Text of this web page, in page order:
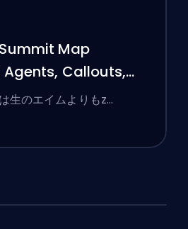
Summit Map
Agents, Callouts,
生のエイムよりもz…